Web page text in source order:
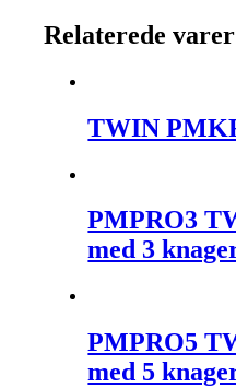
Relaterede varer
TWIN
PMPRO3
med 3
PMPRO5
med 5